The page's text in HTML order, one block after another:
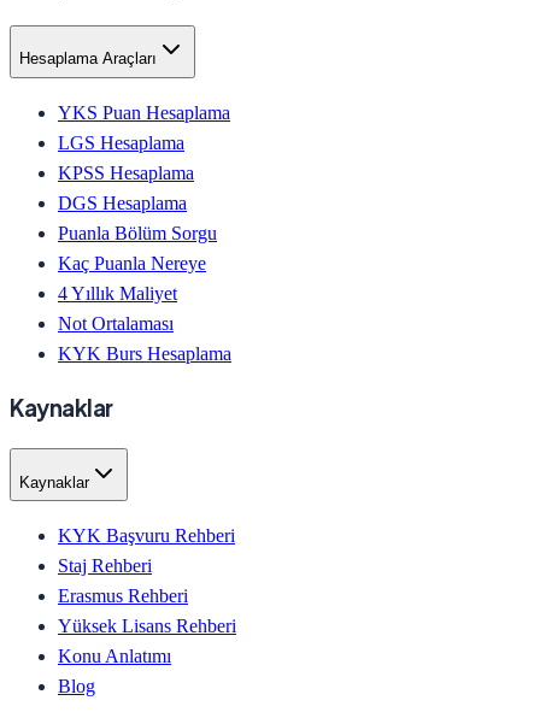
Hesaplama Araçları
YKS Puan Hesaplama
LGS Hesaplama
KPSS Hesaplama
DGS Hesaplama
Puanla Bölüm Sorgu
Kaç Puanla Nereye
4 Yıllık Maliyet
Not Ortalaması
KYK Burs Hesaplama
Kaynaklar
Kaynaklar
KYK Başvuru Rehberi
Staj Rehberi
Erasmus Rehberi
Yüksek Lisans Rehberi
Konu Anlatımı
Blog